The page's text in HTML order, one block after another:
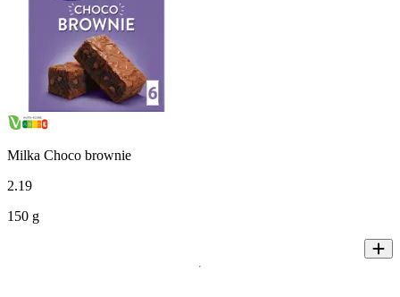
Milka Choco brownie
2.19
150 g